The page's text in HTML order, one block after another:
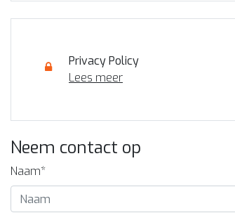
Privacy Policy
Lees meer
Neem contact op
Naam*